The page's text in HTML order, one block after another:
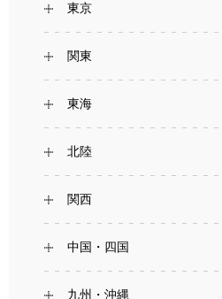
東京
関東
東海
北陸
関西
中国・四国
九州・沖縄